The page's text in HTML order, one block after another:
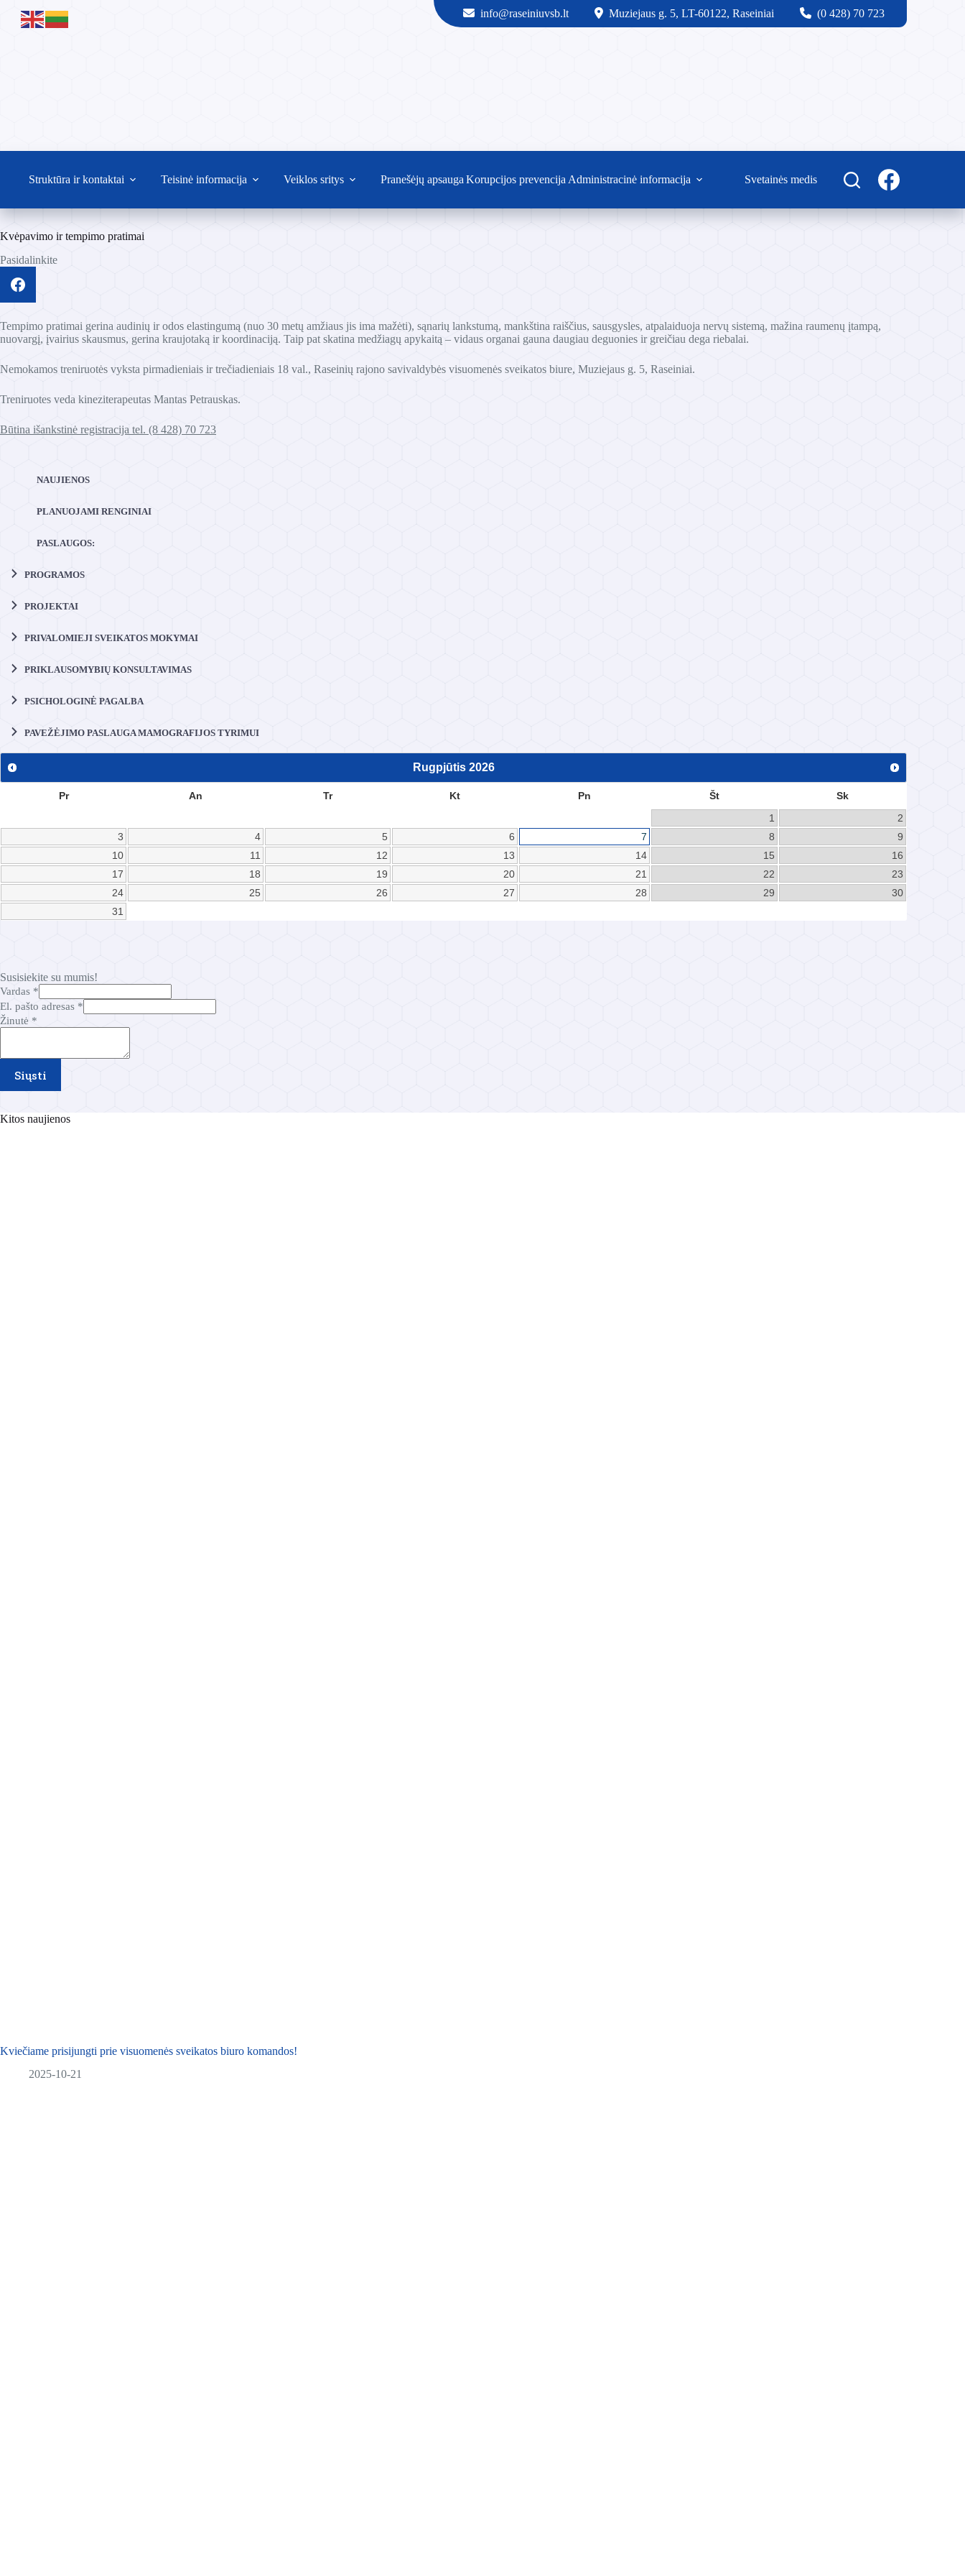
content
info@raseiniuvsb.lt Muziejaus g. 5, LT-60122, Raseiniai (0 428) 70 723
Struktūra ir kontaktai Teisinė informacija Veiklos sritys Pranešėjų apsauga Korupcijos prevencija Administracinė informacija Svetainės medis
Kvėpavimo ir tempimo pratimai
Pasidalinkite
Tempimo pratimai gerina audinių ir odos elastingumą (nuo 30 metų amžiaus jis ima mažėti), sąnarių lankstumą, mankština raiščius, sausgysles, atpalaiduoja nervų sistemą, mažina raumenų įtampą,
nuovargį, įvairius skausmus, gerina kraujotaką ir koordinaciją. Taip pat skatina medžiagų apykaitą – vidaus organai gauna daugiau deguonies ir greičiau dega riebalai.
Nemokamos treniruotės vyksta pirmadieniais ir trečiadieniais 18 val., Raseinių rajono savivaldybės visuomenės sveikatos biure, Muziejaus g. 5, Raseiniai.
Treniruotes veda kineziterapeutas Mantas Petrauskas.
Būtina išankstinė registracija tel. (8 428) 70 723
NAUJIENOS
PLANUOJAMI RENGINIAI
PASLAUGOS:
PROGRAMOS
PROJEKTAI
PRIVALOMIEJI SVEIKATOS MOKYMAI
PRIKLAUSOMYBIŲ KONSULTAVIMAS
PSICHOLOGINĖ PAGALBA
PAVEŽĖJIMO PASLAUGA MAMOGRAFIJOS TYRIMUI
Rugpjūtis 2026
Pr An Tr Kt Pn Št
Sk
1
2
3
4 5 6 7 8
9
10
11 12 13 14 15
16
17
18 19 20 21 22
23
24
25 26 27 28 29
30
31
Susisiekite su mumis!
Vardas *
El. pašto adresas *
a
e
l
Žinutė *
Siųsti
Kitos naujienos
Kviečiame prisijungti prie visuomenės sveikatos biuro komandos!
2025-10-21